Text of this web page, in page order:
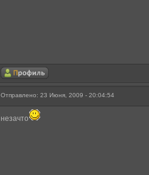
Отправлено: 23 Июня, 2009 - 20:04:54
незачто